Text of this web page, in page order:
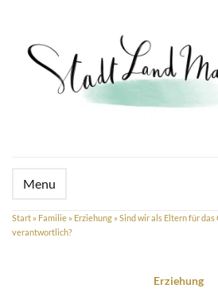
Menu
Start » Familie » Erziehung » Sind wir als Eltern für
verantwortlich?
Erziehung